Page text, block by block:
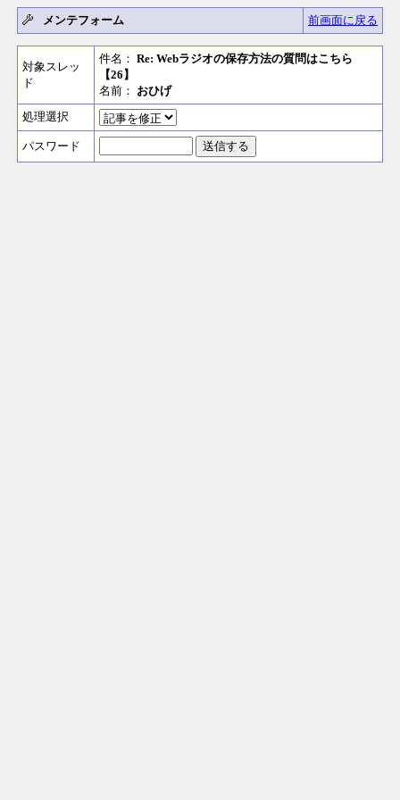
メンテフォーム 前画面に戻る
対象スレッ
ド
件名： Re: Webラジオの保存方法の質問はこちら
【26】
名前： おひげ
処理選択
パスワード